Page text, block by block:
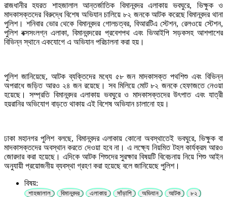
রাজধানীর হযরত শাহজালাল আন্তর্জাতিক বিমানবন্দর এলাকায় ভবঘুরে, ভিক্ষুক ও
মাদকাসক্তদের বিরুদ্ধে বিশেষ অভিযান চালিয়ে ৮২ জনকে আটক করেছে বিমানবন্দর থানা
পুলিশ। শনিবার ভোর থেকে বিমানবন্দর গোলচত্বর, বিআরটিএ স্টেশন, রেলওয়ে স্টেশন,
পুলিশ বক্সসংলগ্ন এলাকা, বিমানবন্দরের প্রবেশপথ এবং ভিআইপি সড়কসহ আশপাশের
বিভিন্ন স্থানে একযোগে এ অভিযান পরিচালনা করা হয়।
পুলিশ জানিয়েছে, আটক ব্যক্তিদের মধ্যে ৫৮ জন মাদকাসক্ত পথশিশু এবং বিভিন্ন
অপরাধে জড়িত আরও ২৪ জন রয়েছে। সব মিলিয়ে মোট ৮২ জনকে হেফাজতে নেওয়া
হয়েছে। সম্প্রতি বিমানবন্দর এলাকায় ভবঘুরে ও মাদকাসক্তদের উৎপাত এবং যাত্রী
হয়রানির অভিযোগ বাড়তে থাকায় এই বিশেষ অভিযান চালানো হয়।
ঢাকা মহানগর পুলিশ বলছে, বিমানবন্দর এলাকায় কোনো অবস্থাতেই ভবঘুরে, ভিক্ষুক বা
মাদকাসক্তদের অবস্থান করতে দেওয়া হবে না। এ লক্ষ্যে নিয়মিত টহল কার্যক্রম আরও
জোরদার করা হয়েছে। এদিকে আটক শিশুদের সুরক্ষার বিষয়টি বিবেচনায় নিয়ে শিশু আইন
অনুযায়ী প্রয়োজনীয় ব্যবস্থা গ্রহণ করা হয়েছে বলে জানিয়েছে পুলিশ।
বিষয়:
শাহজালাল বিমানবন্দর এলাকায় সাঁড়াশি অভিযান আটক ৮২